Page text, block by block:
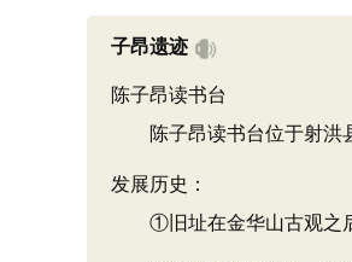
子昂遗迹
陈子昂读书台
陈子昂读书台位于射洪县
发展历史：
①旧址在金华山古观之后